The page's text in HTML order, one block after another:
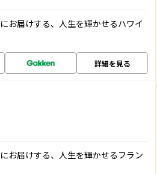
お届けする、人生を輝かせるハワイ
詳細を見る
お届けする、人生を輝かせるフラン